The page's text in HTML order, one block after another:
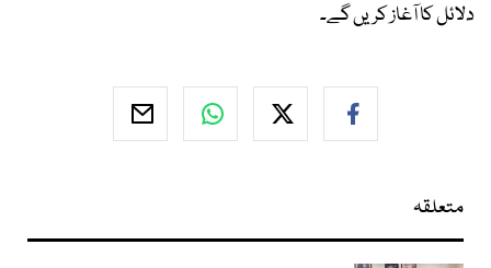
دلائل کا آغاز کریں گے۔
متعلقہ